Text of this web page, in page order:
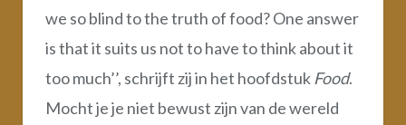
we so blind to the truth of food? One answer
is that it suits us not to have to think about it
too much’’, schrijft zij in het hoofdstukFood.
Mocht je je niet bewust zijn van de wereld